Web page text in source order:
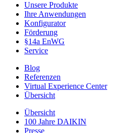
Unsere Produkte
Ihre Anwendungen
Konfigurator
Förderung
§14a EnWG
Service
Blog
Referenzen
Virtual Experience Center
Übersicht
Übersicht
100 Jahre DAIKIN
Presse